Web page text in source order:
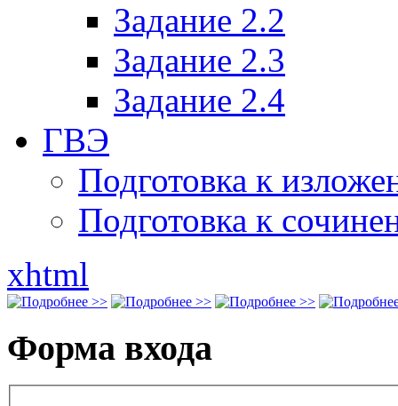
Задание 2.2
Задание 2.3
Задание 2.4
ГВЭ
Подготовка к
Подготовка к
xhtml
Форма входа